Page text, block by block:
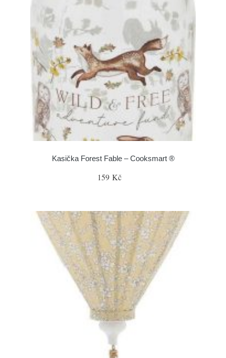
Kasička Forest Fable – Cooksmart ®
159 Kč